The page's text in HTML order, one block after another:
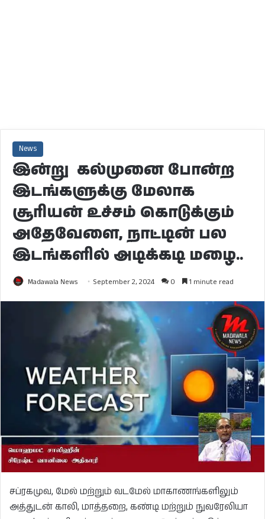
News
இன்று கல்முனை போன்ற
இடங்களுக்கு மேலாக
சூரியன் உச்சம் கொடுக்கும்
அதேவேளை, நாட்டின் பல
இடங்களில் அடிக்கடி மழை..
Madawala News September 2, 2024 0 1 minute read
சப்ரகமுவ, மேல் மற்றும் வடமேல் மாகாணங்களிலும்
அத்துடன் காலி, மாத்தறை, கண்டி மற்றும் நுவரேலியா